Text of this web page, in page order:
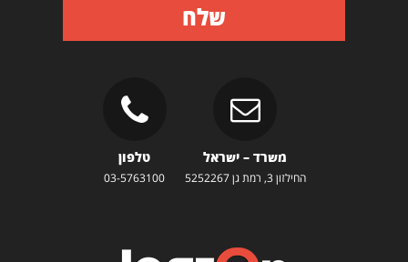
שלח
משרד – ישראל
החילזון 3, רמת גן 5252267
טלפון
03-5763100